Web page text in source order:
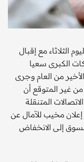
الثلاثاء مع إقبال
الكبرى سعيا
من العام وجرى
غير المتوقع أن
المتنقلة
إعلان مخيب للآمال عن
إلى الانخفاض